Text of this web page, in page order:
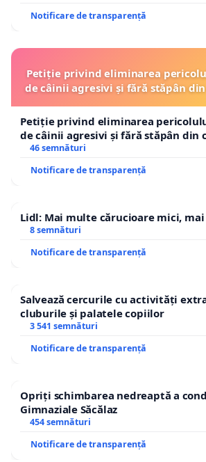
Notificare de transparență
Petiție privind eliminarea
de câinii agresivi și fără stăpân
Petiție privind eliminarea
de câinii agresivi și fără stăpân din
46 semnături
Notificare de transparență
Lidl: Mai multe cărucioare mici,
8 semnături
Notificare de transparență
Salvează cercurile cu activități
cluburile și palatele copiilor
3 541 semnături
Notificare de transparență
Opriți schimbarea nedreaptă a
Gimnaziale Săcălaz
454 semnături
Notificare de transparență